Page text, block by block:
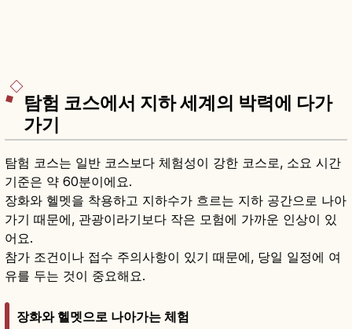
탐험 코스에서 지하 세계의 박력에 다가
가기
탐험 코스는 일반 코스보다 체험성이 강한 코스로, 소요 시간
기준은 약 60분이에요.
장화와 헬멧을 착용하고 지하수가 흐르는 지하 공간으로 나아
가기 때문에, 관광이라기보다 작은 모험에 가까운 인상이 있
어요.
참가 조건이나 접수 주의사항이 있기 때문에, 당일 일정에 여
유를 두는 것이 중요해요.
장화와 헬멧으로 나아가는 체험